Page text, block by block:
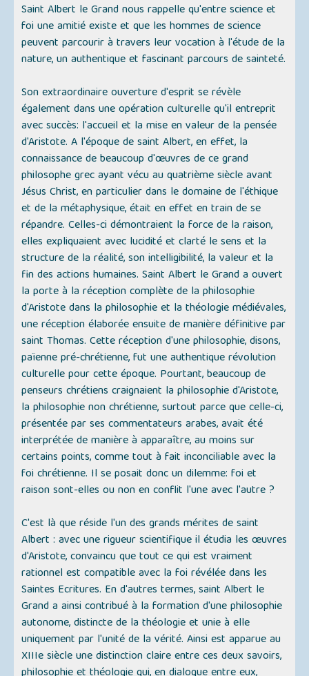
Saint Albert le Grand nous rappelle qu'entre science et
foi une amitié existe et que les hommes de science
peuvent parcourir à travers leur vocation à l'étude de la
nature, un authentique et fascinant parcours de sainteté.
Son extraordinaire ouverture d'esprit se révèle
également dans une opération culturelle qu'il entreprit
avec succès: l'accueil et la mise en valeur de la pensée
d'Aristote. A l'époque de saint Albert, en effet, la
connaissance de beaucoup d'œuvres de ce grand
philosophe grec ayant vécu au quatrième siècle avant
Jésus Christ, en particulier dans le domaine de l'éthique
et de la métaphysique, était en effet en train de se
répandre. Celles-ci démontraient la force de la raison,
elles expliquaient avec lucidité et clarté le sens et la
structure de la réalité, son intelligibilité, la valeur et la
fin des actions humaines. Saint Albert le Grand a ouvert
la porte à la réception complète de la philosophie
d'Aristote dans la philosophie et la théologie médiévales,
une réception élaborée ensuite de manière définitive par
saint Thomas. Cette réception d'une philosophie, disons,
païenne pré-chrétienne, fut une authentique révolution
culturelle pour cette époque. Pourtant, beaucoup de
penseurs chrétiens craignaient la philosophie d'Aristote,
la philosophie non chrétienne, surtout parce que celle-ci,
présentée par ses commentateurs arabes, avait été
interprétée de manière à apparaître, au moins sur
certains points, comme tout à fait inconciliable avec la
foi chrétienne. Il se posait donc un dilemme: foi et
raison sont-elles ou non en conflit l'une avec l'autre ?
C'est là que réside l'un des grands mérites de saint
Albert : avec une rigueur scientifique il étudia les œuvres
d'Aristote, convaincu que tout ce qui est vraiment
rationnel est compatible avec la foi révélée dans les
Saintes Ecritures. En d'autres termes, saint Albert le
Grand a ainsi contribué à la formation d'une philosophie
autonome, distincte de la théologie et unie à elle
uniquement par l'unité de la vérité. Ainsi est apparue au
XIIIe siècle une distinction claire entre ces deux savoirs,